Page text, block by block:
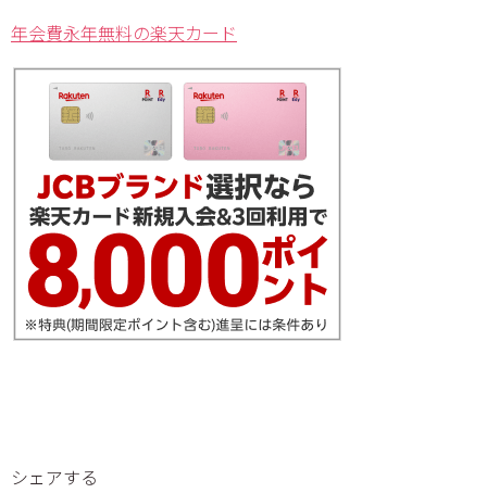
年会費永年無料の楽天カード
シェアする